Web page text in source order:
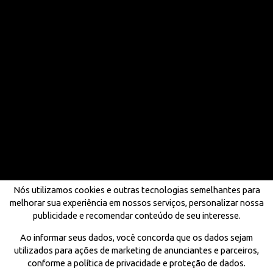
Nós utilizamos cookies e outras tecnologias semelhantes para
melhorar sua experiência em nossos serviços, personalizar nossa
publicidade e recomendar conteúdo de seu interesse.
Ao informar seus dados, você concorda que os dados sejam
utilizados para ações de marketing de anunciantes e parceiros,
conforme a política de privacidade e proteção de dados.